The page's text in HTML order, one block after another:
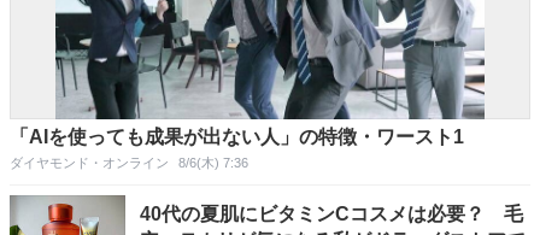
「AIを使っても成果が出ない人」の特徴・ワースト1
ダイヤモンド・オンライン 8/6(木) 7:36
40代の夏肌にビタミンCコスメは必要？ 毛